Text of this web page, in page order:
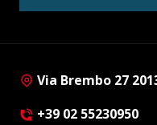
Via Brembo 27
+39 02 55230950